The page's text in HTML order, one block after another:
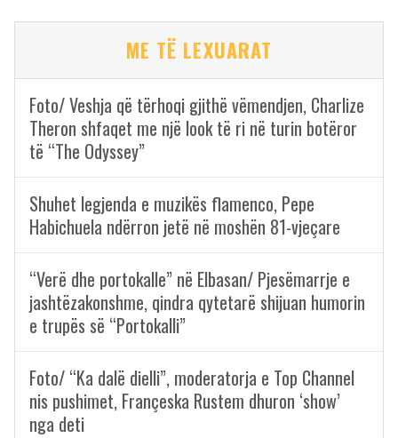
ME TË LEXUARAT
Foto/ Veshja që tërhoqi gjithë vëmendjen, Charlize
Theron shfaqet me një look të ri në turin botëror
të “The Odyssey”
Shuhet legjenda e muzikës flamenco, Pepe
Habichuela ndërron jetë në moshën 81-vjeçare
“Verë dhe portokalle” në Elbasan/ Pjesëmarrje e
jashtëzakonshme, qindra qytetarë shijuan humorin
e trupës së “Portokalli”
Foto/ “Ka dalë dielli”, moderatorja e Top Channel
nis pushimet, Françeska Rustem dhuron ‘show’
nga deti